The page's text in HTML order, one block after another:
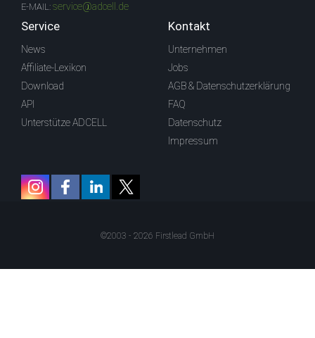
E-MAIL: service@adcell.de
Service
News
Affiliate-Lexikon
Download
API
Unterstütze ADCELL
Kontakt
Unternehmen
Jobs
AGB & Datenschutzerklärung
FAQ
Datenschutz
Impressum
©2003 - 2026 Firstlead GmbH